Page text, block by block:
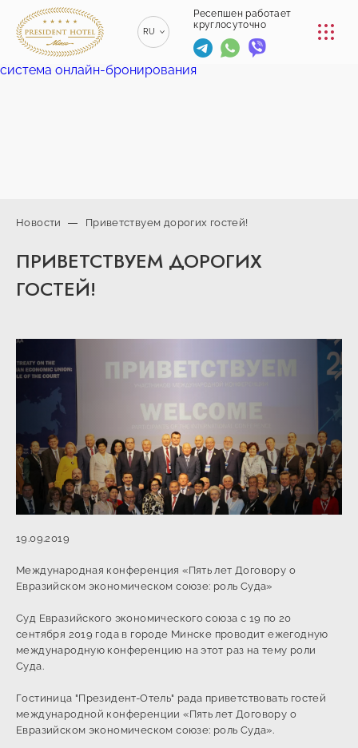
Ресепшен работает
круглосуточно
RU
ENGLISH
EN
КОНФЕРЕНЦ-ЗАЛЫ
РЕСТОРАНЫ
info@president-
Спа-центр
229-70-
Ресепшен работает
система онлайн-бронирования
Новости Приветствуем дорогих гостей!
ПРИВЕТСТВУЕМ ДОРОГИХ
ГОСТЕЙ!
19.09.2019
Международная конференция «Пять лет Договору о
Евразийском экономическом союзе: роль Суда»
Суд Евразийского экономического союза с 19 по 20
сентября 2019 года в городе Минске проводит ежегодную
международную конференцию на этот раз на тему роли
Суда.
Гостиница "Президент-Отель" рада приветствовать гостей
международной конференции «Пять лет Договору о
Евразийском экономическом союзе: роль Суда».